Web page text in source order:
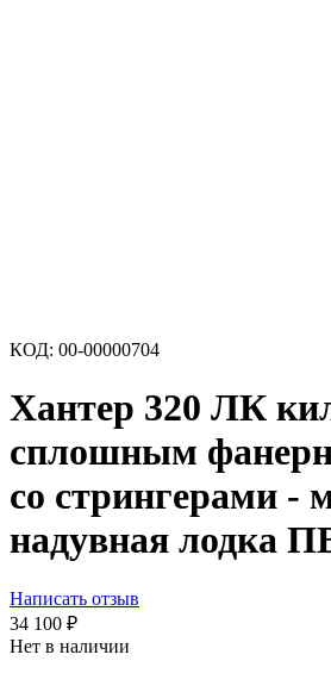
КОД: 00-00000704
Хантер 320 ЛК
сплошным
со стрингерами -
надувная лодка
Написать отзыв
34 100 ₽
Нет в наличии